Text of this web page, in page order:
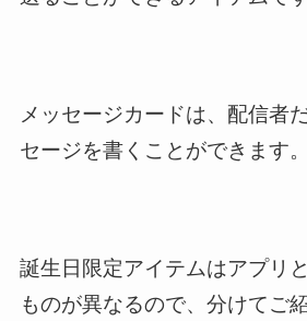
メッセージカードは、配信者
セージを書くことができます。
誕生日限定アイテムはアプリ
ものが異なるので、分けてご